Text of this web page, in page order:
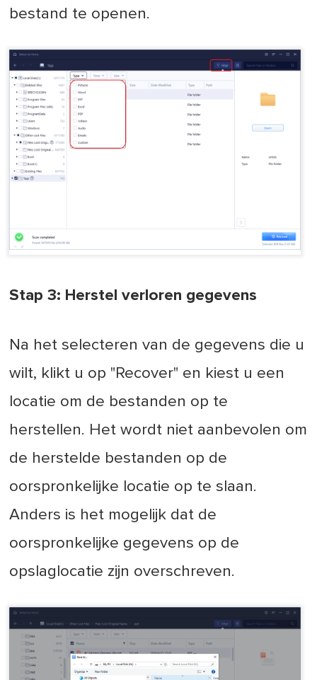
bestand te openen.
Stap 3: Herstel verloren gegevens
Na het selecteren van de gegevens die u
wilt, klikt u op "Recover" en kiest u een
locatie om de bestanden op te
herstellen. Het wordt niet aanbevolen om
de herstelde bestanden op de
oorspronkelijke locatie op te slaan.
Anders is het mogelijk dat de
oorspronkelijke gegevens op de
opslaglocatie zijn overschreven.